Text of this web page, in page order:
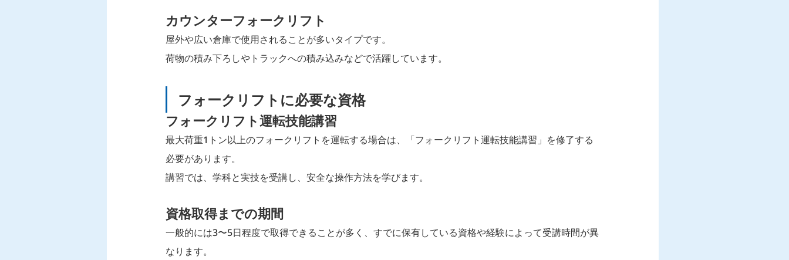
カウンターフォークリフト
屋外や広い倉庫で使用されることが多いタイプです。
荷物の積み下ろしやトラックへの積み込みなどで活躍しています。
フォークリフトに必要な資格
フォークリフト運転技能講習
最大荷重1トン以上のフォークリフトを運転する場合は、「フォークリフト運転技能講習」を修了する
必要があります。
講習では、学科と実技を受講し、安全な操作方法を学びます。
資格取得までの期間
一般的には3〜5日程度で取得できることが多く、すでに保有している資格や経験によって受講時間が異
なります。